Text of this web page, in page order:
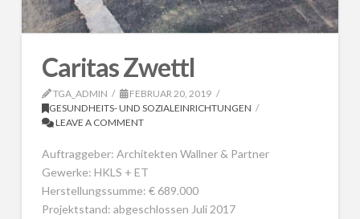
Caritas Zwettl
TGA_ADMIN
FEBRUAR 20, 2019
GESUNDHEITS- UND SOZIALEINRICHTUNGEN
LEAVE A COMMENT
Auftraggeber: Architekten Wallner & Partner
Gewerke: HKLS + ET
Herstellungssumme: € 689.000
Projektstand: abgeschlossen Juli 2017